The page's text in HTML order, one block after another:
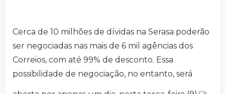
Cerca de 10 milhões de dívidas na Serasa poderão
ser negociadas nas mais de 6 mil agências dos
Correios, com até 99% de desconto. Essa
possibilidade de negociação, no entanto, será